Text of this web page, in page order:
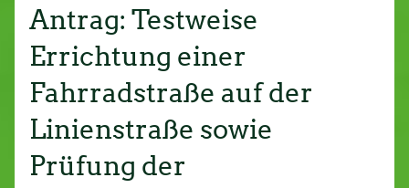
Antrag: Testweise
Errichtung einer
Fahrradstraße auf der
Linienstraße sowie
Prüfung der